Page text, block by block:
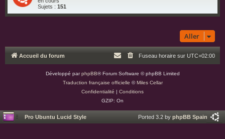
Sujets : 151
Aller
Accueil du forum Fuseau horaire sur UTC+02:00
Développé parphpBB® Forum Software © phpBB Limited
Traduction française officielle ©Miles Cellar
Confidentialité | Conditions
GZIP: On
Pro Ubuntu Lucid Style Ported 3.2 by phpBB Spain